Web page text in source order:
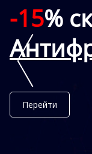
-15%
Перейти